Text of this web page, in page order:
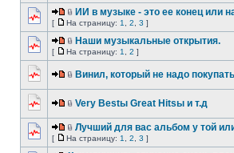
ИИ в музыке - это ее конец или
[ На страницу: 1 2 3 ]
Наши музыкальные открытия.
[ На страницу: 1 2 ]
Винил, который не надо покупать
Very Bestы Great Hitsы и т.д
Лучший для вас альбом у той
[ На страницу: 1 2 3 ]